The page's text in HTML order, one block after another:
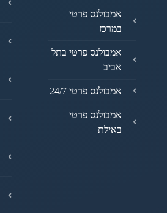
אמבולנס פרטי
במרכז
אמבולנס פרטי בתל
אביב
אמבולנס פרטי 24/7
אמבולנס פרטי
באילת